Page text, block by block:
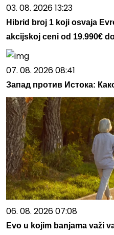
03. 08. 2026 13:23
Hibrid broj 1 koji osvaja
akcijskoj ceni od 19.990€
07. 08. 2026 08:41
Запад против Истока:
06. 08. 2026 07:08
Evo u kojim banjama važi